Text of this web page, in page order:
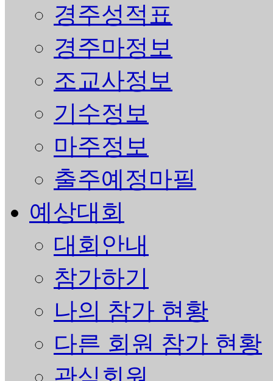
경주성적표
경주마정보
조교사정보
기수정보
마주정보
출주예정마필
예상대회
대회안내
참가하기
나의 참가 현황
다른 회원 참가 현황